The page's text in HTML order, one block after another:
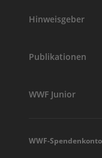
Hinweisgeber
Publikationen
WWF Junior
WWF-Spendenkonto